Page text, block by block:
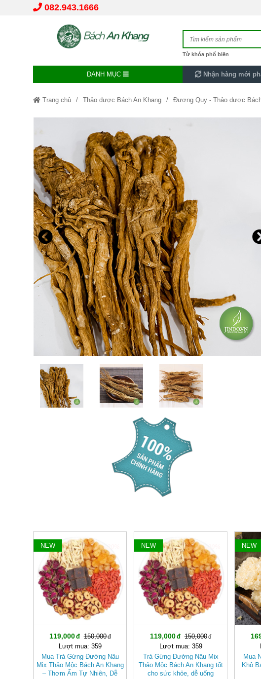
082.943.1666
Từ khóa phổ biến
DANH MỤC Nhận hàng mới
Trang chủ Thảo dược Bách An Khang Đương Quy - Thảo dược
-20%
NEW
119,000
150,000
Lượt mua: 359
Mua Trà Gừng Đường Nâu
Mix Thảo Mộc Bách An Khang
– Thơm Ấm Tự Nhiên, Dễ
-20%
NEW
119,000
150,000
Lượt mua: 359
Trà Gừng Đường Nâu Mix
Thảo Mộc Bách An Khang tốt
cho sức khỏe, dễ uống
NEW
Mua
Khô